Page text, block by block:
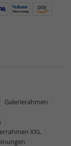
Galerierahmen
XXL